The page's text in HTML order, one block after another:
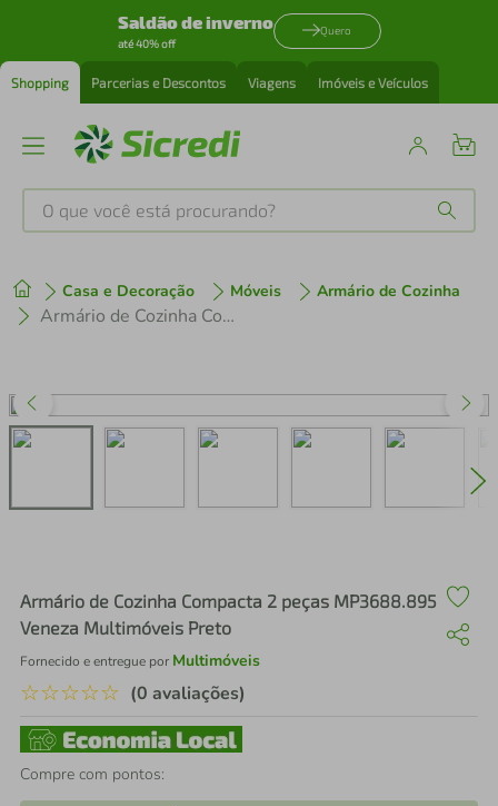
Saldão de inverno
até 40% off
Quero
Shopping Parcerias e Descontos Viagens Imóveis e Veículos
O que você está procurando?
Casa e Decoração Móveis Armário de Cozinha
Armário de Cozinha Compacta 2 peças MP3688.895 Veneza Multimóveis Preto
Armário de Cozinha Compacta 2 peças MP3688.895
Veneza Multimóveis Preto
Fornecido e entregue por Multimóveis
☆☆☆☆☆ (0 avaliações)
Compre com pontos:
1º tenis
perfume